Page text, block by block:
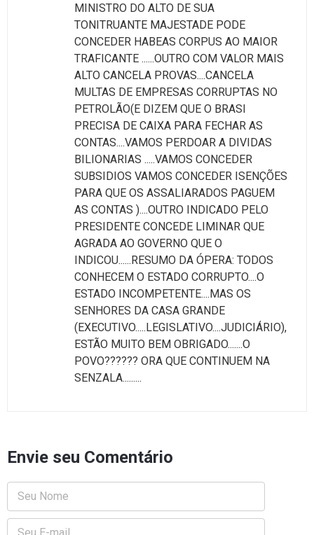
MINISTRO DO ALTO DE SUA
TONITRUANTE MAJESTADE PODE
CONCEDER HABEAS CORPUS AO MAIOR
TRAFICANTE ......OUTRO COM VALOR MAIS
ALTO CANCELA PROVAS....CANCELA
MULTAS DE EMPRESAS CORRUPTAS NO
PETROLÃO(E DIZEM QUE O BRASI
PRECISA DE CAIXA PARA FECHAR AS
CONTAS....VAMOS PERDOAR A DIVIDAS
BILIONARIAS .....VAMOS CONCEDER
SUBSIDIOS VAMOS CONCEDER ISENÇÕES
PARA QUE OS ASSALIARADOS PAGUEM
AS CONTAS )....OUTRO INDICADO PELO
PRESIDENTE CONCEDE LIMINAR QUE
AGRADA AO GOVERNO QUE O
INDICOU......RESUMO DA ÓPERA: TODOS
CONHECEM O ESTADO CORRUPTO....O
ESTADO INCOMPETENTE....MAS OS
SENHORES DA CASA GRANDE
(EXECUTIVO.....LEGISLATIVO....JUDICIÁRIO),
ESTÃO MUITO BEM OBRIGADO.......O
POVO?????? ORA QUE CONTINUEM NA
SENZALA.........
Envie seu Comentário